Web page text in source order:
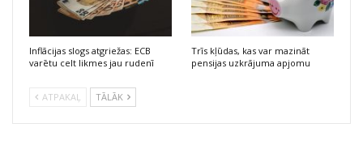
Inflācijas slogs atgriežas: ECB
varētu celt likmes jau rudenī
Trīs kļūdas, kas var mazināt
pensijas uzkrājuma apjomu
ATPAKAĻ TĀLĀK